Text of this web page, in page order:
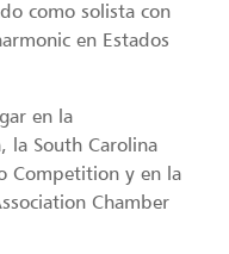
como solista con
en Estados
en la
la South Carolina
Competition y en la
Chamber